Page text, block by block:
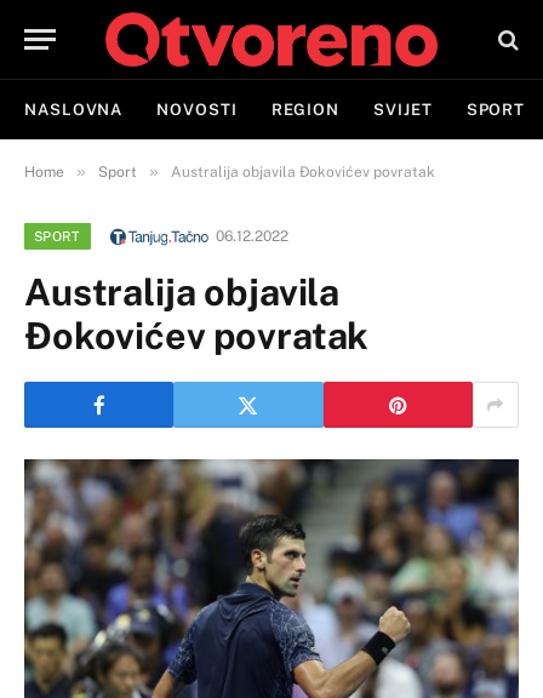
NASLOVNA NOVOSTI REGION SVIJET SPORT
Home » Sport » Australija objavila Đokovićev povratak
SPORT 06.12.2022
Australija objavila
Đokovićev povratak